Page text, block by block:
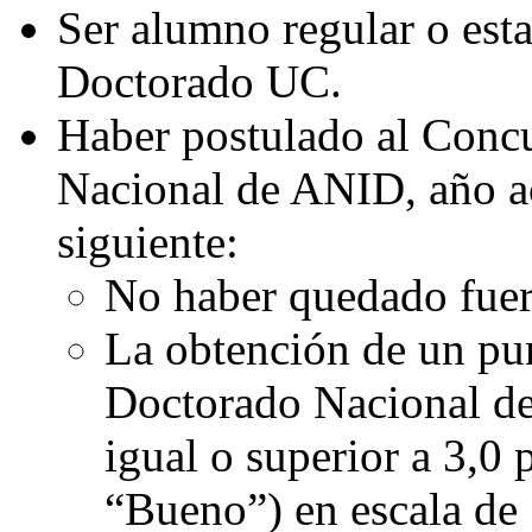
Ser alumno regular o
Doctorado UC.
Haber postulado al
Nacional de ANID, año
siguiente:
No haber quedado
La obtención de un
Doctorado Nacional
igual o superior a 3,0
“Bueno”) en escala